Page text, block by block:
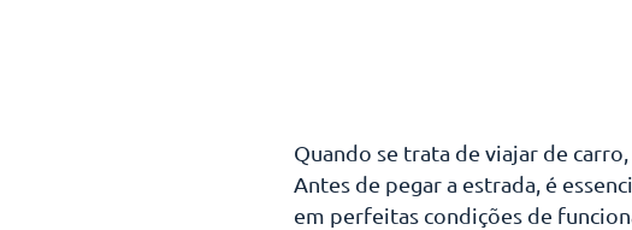
Quando se trata de viajar de
Antes de pegar a estrada, é
em perfeitas condições de